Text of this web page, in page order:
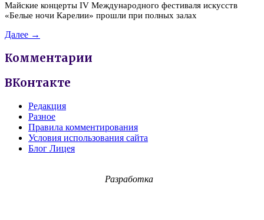
Майские концерты IV Международного фестиваля искусств
«Белые ночи Карелии» прошли при полных залах
Далее →
Комментарии
ВКонтакте
Редакция
Разное
Правила комментирования
Условия использования сайта
Блог Лицея
Разработка